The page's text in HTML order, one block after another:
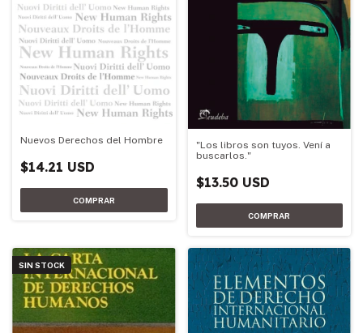
Nuevos Derechos del Hombre
$14.21 USD
"Los libros son tuyos. Vení a
buscarlos."
$13.50 USD
SIN STOCK